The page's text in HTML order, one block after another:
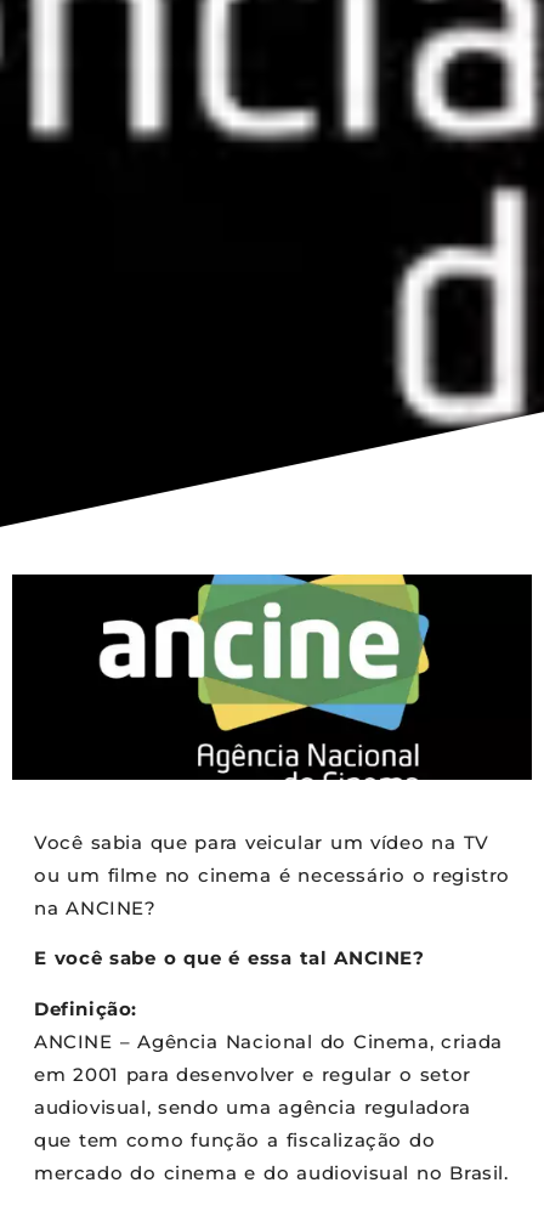
Você sabia que para veicular um vídeo na TV
ou um filme no cinema é necessário o registro
na ANCINE?
E você sabe o que é essa tal ANCINE?
Definição:
ANCINE – Agência Nacional do Cinema, criada
em 2001 para desenvolver e regular o setor
audiovisual, sendo uma agência reguladora
que tem como função a fiscalização do
mercado do cinema e do audiovisual no Brasil.